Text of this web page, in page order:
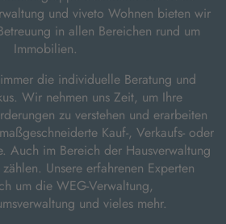
und viveto Wohnen bieten wir
in allen Bereichen rund um
Immobilien.
die individuelle Beratung und
Wir nehmen uns Zeit, um Ihre
zu verstehen und erarbeiten
Kauf-, Verkaufs- oder
Auch im Bereich der Hausverwaltung
Unsere erfahrenen Experten
um die WEG-Verwaltung,
und vieles mehr.